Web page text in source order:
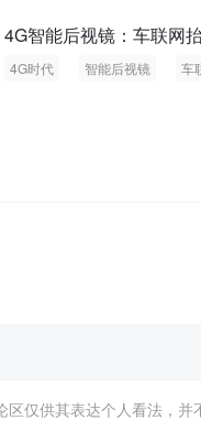
4G智能后视镜：车联网
4G时代 智能后视镜 车
仅供其表达个人看法，并